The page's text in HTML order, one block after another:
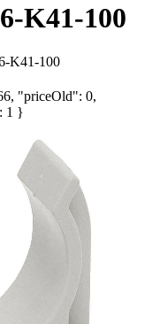
K41-100
K41-100
"priceOld": 0,
1 }